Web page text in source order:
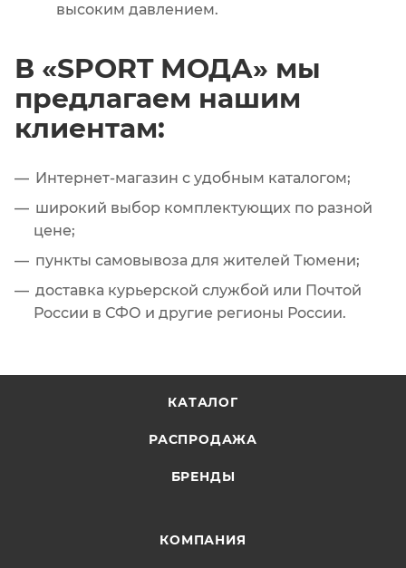
высоким давлением.
В «SPORT МОДА» мы
предлагаем нашим
клиентам:
Интернет-магазин с удобным каталогом;
широкий выбор комплектующих по разной
цене;
пункты самовывоза для жителей Тюмени;
доставка курьерской службой или Почтой
России в СФО и другие регионы России.
КАТАЛОГ
РАСПРОДАЖА
БРЕНДЫ
КОМПАНИЯ